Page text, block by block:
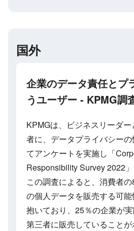
国外
企業のデータ責任とプ
うユーザー - KPMG調
KPMGは、ビジネスリーダ
者に、データプライバシー
てアンケートを実施し「
Responsibility Survey 2022」
この調査によると、消費者
の個人データを販売する可
抱いており、25％の企業が
第三者に販売していることが